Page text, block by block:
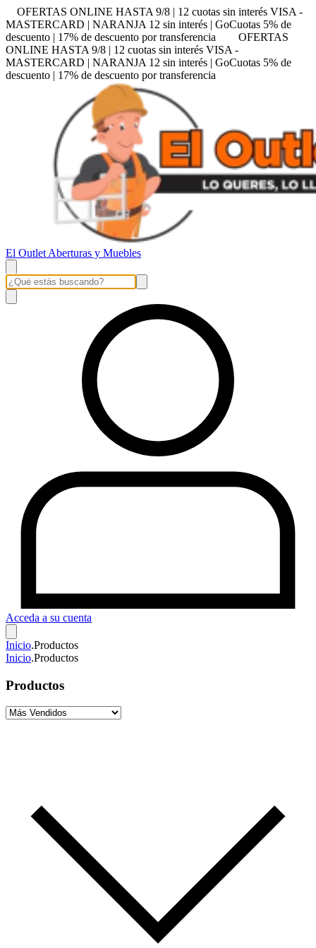
OFERTAS ONLINE HASTA 9/8 | 12 cuotas sin interés VISA -
MASTERCARD | NARANJA 12 sin interés | GoCuotas 5% de
descuento | 17% de descuento por transferencia
OFERTAS
ONLINE HASTA 9/8 | 12 cuotas sin interés VISA -
MASTERCARD | NARANJA 12 sin interés | GoCuotas 5% de
descuento | 17% de descuento por transferencia
El Outlet Aberturas y Muebles
Acceda a su cuenta
Inicio.Productos
Inicio.Productos
Productos